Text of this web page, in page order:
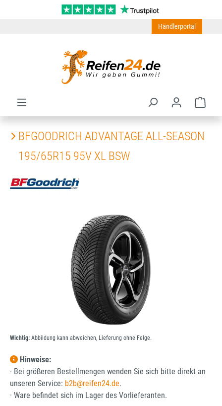
Zum Hauptinhalt springen
Händlerportal
BFGOODRICH ADVANTAGE ALL-SEASON
195/65R15 95V XL BSW
Bildergalerie überspringen
Wichtig: Abbildung kann abweichen, Lieferung ohne Felge.
Hinweise:
· Bei größeren Bestellmengen wenden Sie sich bitte direkt an
unseren Service: b2b@reifen24.de.
· Ware befindet sich im Lager des Vorlieferanten.